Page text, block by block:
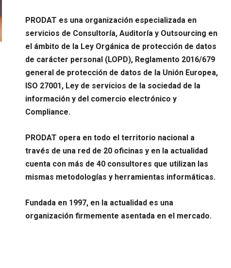
PRODAT es una organización especializada en
servicios de Consultoría, Auditoría y Outsourcing en
el ámbito de la Ley Orgánica de protección de datos
de carácter personal (LOPD), Reglamento 2016/679
general de protección de datos de la Unión Europea,
ISO 27001, Ley de servicios de la sociedad de la
información y del comercio electrónico y
Compliance.
PRODAT opera en todo el territorio nacional a
través de una red de 20 oficinas y en la actualidad
cuenta con más de 40 consultores que utilizan las
mismas metodologías y herramientas informáticas.
Fundada en 1997, en la actualidad es una
organización firmemente asentada en el mercado.